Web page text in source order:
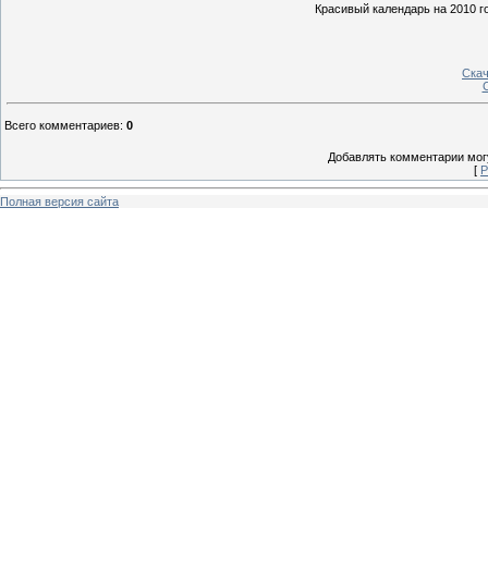
Красивый календарь на 2010
Всего комментариев: 0
Добавлять комментарии
[
Полная версия сайта